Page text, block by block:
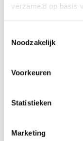
verzameld op basis
Noodzakelijk
Voorkeuren
Statistieken
Marketing